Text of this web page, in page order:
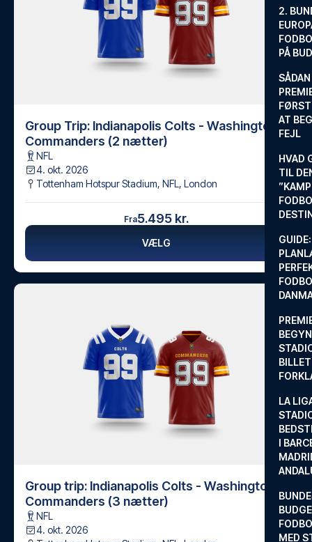
2.
PÅ
AT
FEJL
HVAD
TIL
LA
I
MED
Group Trip: Indianapolis Colts - Washington
Commanders (2 nætter)
NFL
4. okt. 2026
Tottenham Hotspur Stadium, NFL, London
Fra5.495 kr.
VÆLG
Group trip: Indianapolis Colts - Washington
Commanders (3 nætter)
NFL
4. okt. 2026